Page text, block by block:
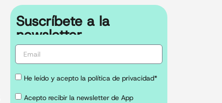
Suscríbete a la
newsletter
He leído y acepto la política de privacidad*
Acepto recibir la newsletter de App